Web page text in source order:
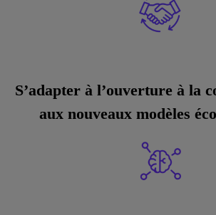
S’adapter à l’ouverture à la
aux nouveaux modèles